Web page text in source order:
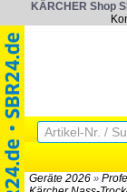
KÄRCHER Shop
Geräte 2026 »